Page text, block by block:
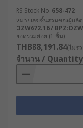
RS Stock No. 658-472
หมายเลขชิ้นส่วนของผู้ผลิ
OZW672.16 /
ยอดรวมย่อย (1 ชิ้น)
THB88,191.84(ไม่ร
จำนวน / Quantity